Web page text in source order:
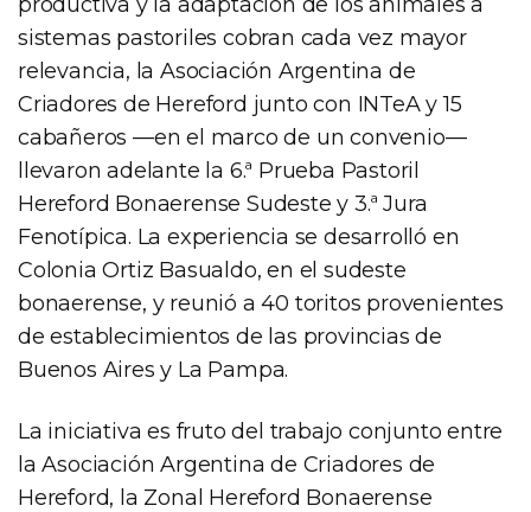
sistemas pastoriles cobran cada vez mayor
relevancia, la Asociación Argentina de
Criadores de Hereford junto con INTeA y 15
cabañeros —en el marco de un convenio—
llevaron adelante la 6.ª Prueba Pastoril
Hereford Bonaerense Sudeste y 3.ª Jura
Fenotípica. La experiencia se desarrolló en
Colonia Ortiz Basualdo, en el sudeste
bonaerense, y reunió a 40 toritos provenientes
de establecimientos de las provincias de
Buenos Aires y La Pampa.
La iniciativa es fruto del trabajo conjunto entre
la Asociación Argentina de Criadores de
Hereford, la Zonal Hereford Bonaerense